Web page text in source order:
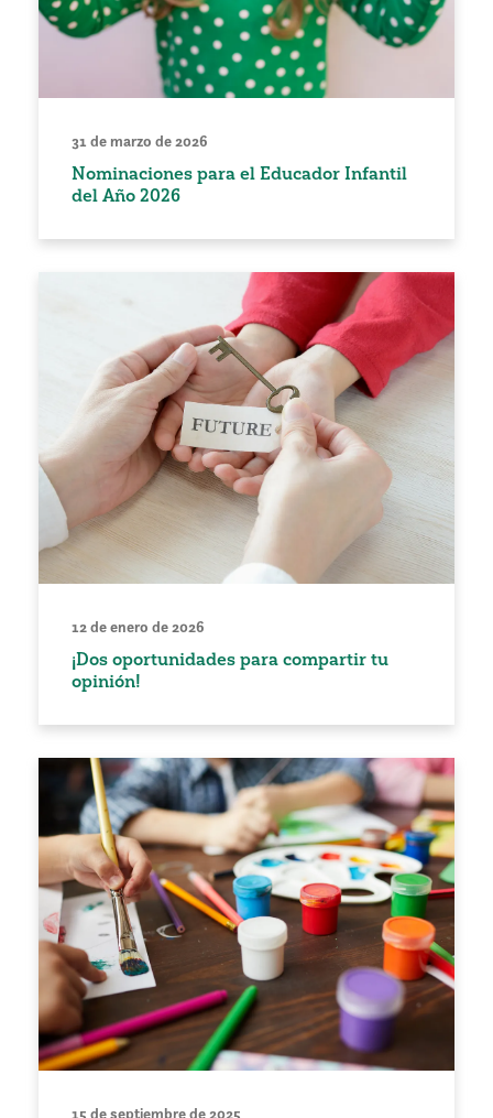
31 de marzo de 2026
Nominaciones para el Educador Infantil
del Año 2026
12 de enero de 2026
¡Dos oportunidades para compartir tu
opinión!
15 de septiembre de 2025